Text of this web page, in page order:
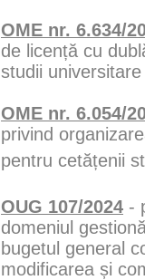
OME nr. 6.634/
de licență cu
studii
OME nr. 6.054/
privind
pentru cetățenii
OUG 107/2024 -
domeniul
bugetul general
modificarea și